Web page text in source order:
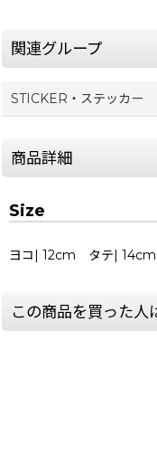
関連グループ
STICKER・ステッカー
商品詳細
Size
ヨコ| 12cm タテ| 14cm
この商品を買った人